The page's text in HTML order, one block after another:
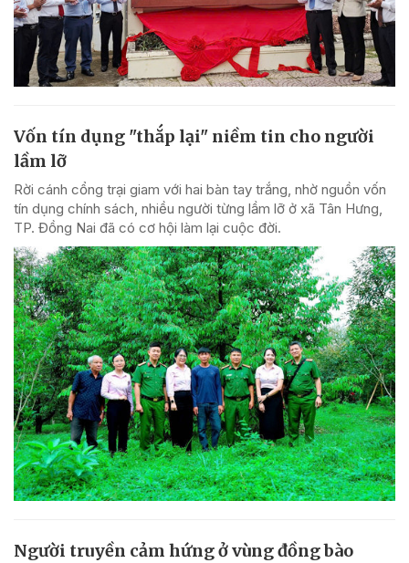
Vốn tín dụng "thắp lại" niềm tin cho người
lầm lỡ
Rời cánh cổng trại giam với hai bàn tay trắng, nhờ nguồn vốn
tín dụng chính sách, nhiều người từng lầm lỡ ở xã Tân Hưng,
TP. Đồng Nai đã có cơ hội làm lại cuộc đời.
Người truyền cảm hứng ở vùng đồng bào